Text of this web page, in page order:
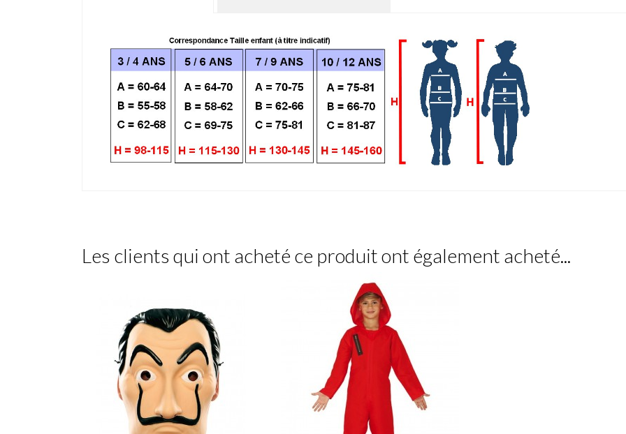
Les clients qui ont acheté ce produit ont également acheté...